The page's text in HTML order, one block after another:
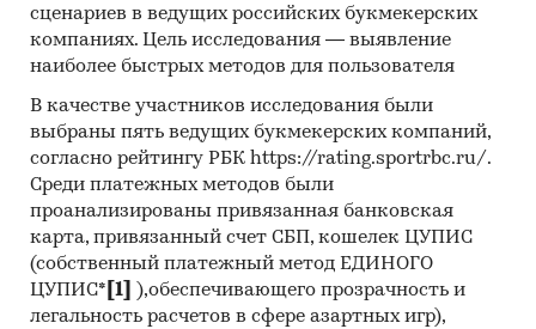
сценариев в ведущих российских букмекерских
компаниях. Цель исследования — выявление
наиболее быстрых методов для пользователя
В качестве участников исследования были
выбраны пять ведущих букмекерских компаний,
согласно рейтингу РБК https://rating.sportrbc.ru/.
Среди платежных методов были
проанализированы привязанная банковская
карта, привязанный счет СБП, кошелек ЦУПИС
(собственный платежный метод ЕДИНОГО
ЦУПИС* [1]
),обеспечивающего прозрачность и
легальность расчетов в сфере азартных игр),